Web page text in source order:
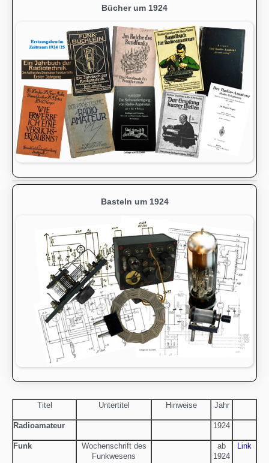
Bücher um 1924
Basteln um 1924
Titel Untertitel Hinweise Jahr
Radioamateur 1924
Funk
Wochenschrift des
Funkwesens
ab
1924
Link